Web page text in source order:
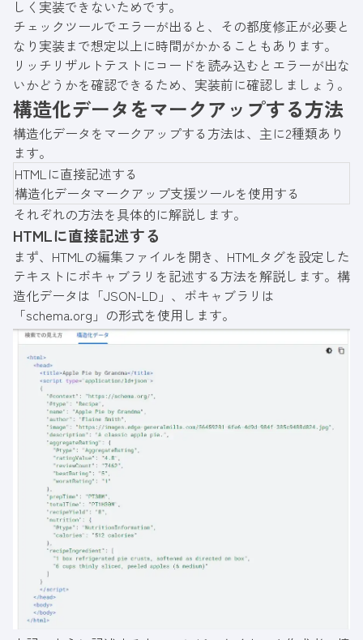
しく実装できないためです。
チェックツールでエラーが出ると、その都度修正が必要と
なり実装まで想定以上に時間がかかることもあります。
リッチリザルトテスト にコードを読み込むとエラーが出な
いかどうかを確認できるため、実装前に確認しましょう。
構造化データをマークアップする方法
構造化データをマークアップする方法は、主に2種類あり
ます。
HTMLに直接記述する
構造化データマークアップ支援ツールを使用する
それぞれの方法を具体的に解説します。
HTMLに直接記述する
まず、HTMLの編集ファイルを開き、HTMLタグを設定した
テキストにボキャブラリを記述する方法を解説します。構
造化データは「JSON-LD」、ボキャブラリは
「schema.org」の形式を使用します。